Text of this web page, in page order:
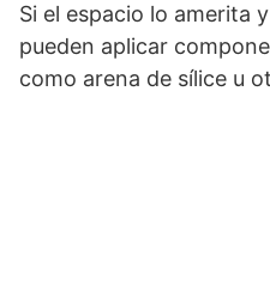
Si el espacio lo amerita
pueden aplicar
como arena de sílice u